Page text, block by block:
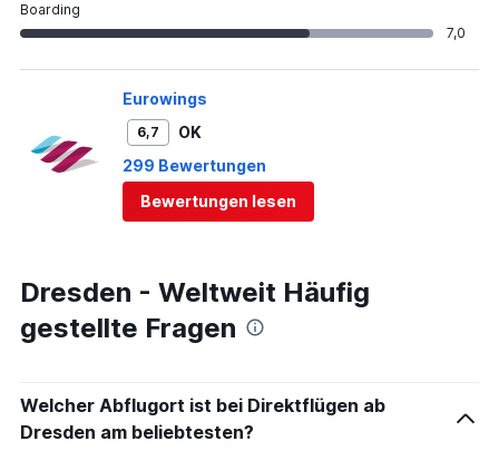
Boarding
7,0
Eurowings
6,7
OK
299 Bewertungen
Bewertungen lesen
Dresden - Weltweit Häufig
gestellte Fragen
Welcher Abflugort ist bei Direktflügen ab
Dresden am beliebtesten?